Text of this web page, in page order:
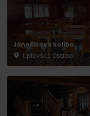
Jánošíkova koliba
Liptovská Osada